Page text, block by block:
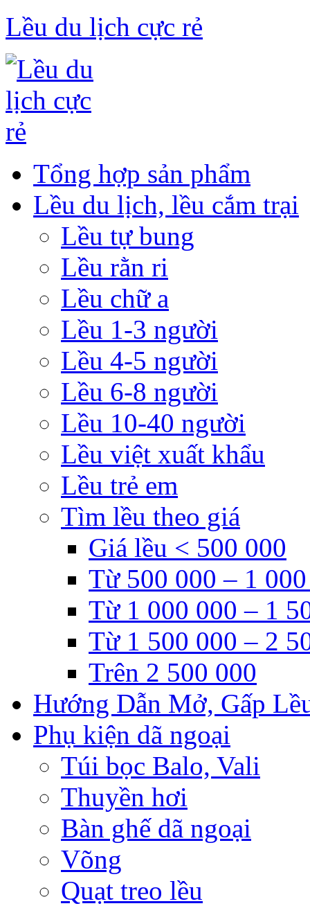
Lều du lịch cực rẻ
Tổng hợp sản phẩm
Lều du lịch, lều cắm trại
Lều tự bung
Lều rằn ri
Lều chữ a
Lều 1-3 người
Lều 4-5 người
Lều 6-8 người
Lều 10-40 người
Lều việt xuất khẩu
Lều trẻ em
Tìm lều theo giá
Giá lều < 500 000
Từ 500 000 – 1
Từ 1 000 000 – 1
Từ 1 500 000 – 2
Trên 2 500 000
Hướng Dẫn Mở, Gấp
Phụ kiện dã ngoại
Túi bọc Balo, Vali
Thuyền hơi
Bàn ghế dã ngoại
Võng
Quạt treo lều